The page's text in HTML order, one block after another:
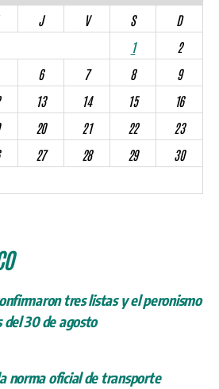
J V S
D
1
2
6 7 8
9
13 14 15
16
20 21 22
23
27 28 29
30
tres listas y el peronismo
del 30 de agosto
norma oficial de transporte